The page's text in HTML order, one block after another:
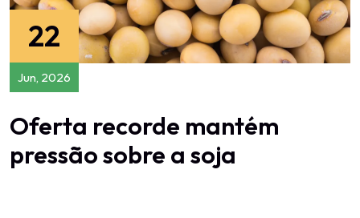
22
Jun, 2026
Oferta recorde mantém
pressão sobre a soja